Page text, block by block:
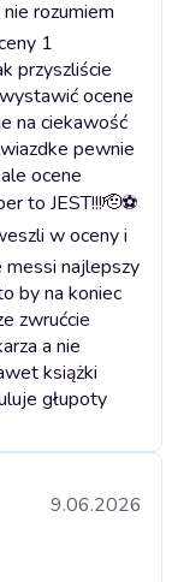
rozumiem
1
przyszliście
ocene
na ciekawość
pewnie
ocene
to JEST!!!🫡⚽️
w oceny i
najlepszy
by na koniec
zwrućcie
a nie
książki
głupoty
9.06.2026